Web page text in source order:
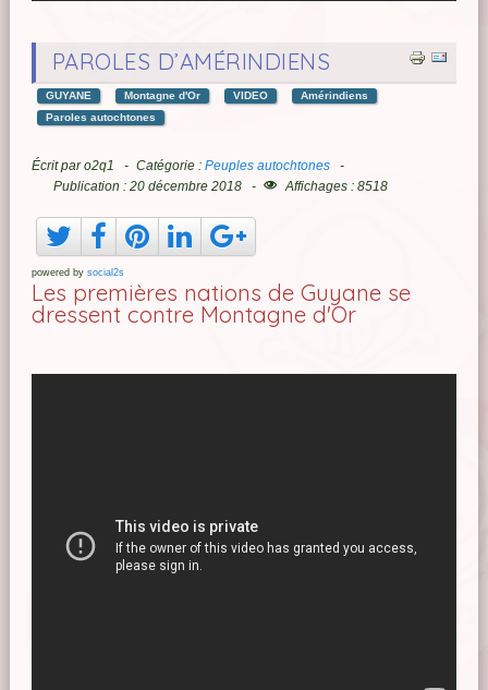
PAROLES D’AMÉRINDIENS
GUYANE Montagne d'Or VIDEO
Amérindiens
Paroles autochtones
Écrit paro2q1 Catégorie : Peuples autochtones
Publication : 20 décembre 2018
Affichages : 8518
powered by social2s
Les premières nations de Guyane se
dressent contre Montagne d'Or